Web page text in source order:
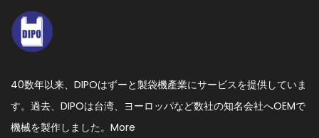
40数年以来、DIPOはずーと製袋機產業にサービスを提供していま
す。過去、DIPOは台湾、ヨーロッパなど数社の知名会社へOEMで
機械を製作しました。 More